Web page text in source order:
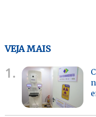
VEJA MAIS
1.